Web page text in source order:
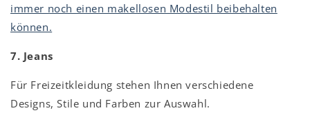
immer noch einen makellosen Modestil beibehalten
können.
7. Jeans
Für Freizeitkleidung stehen Ihnen verschiedene
Designs, Stile und Farben zur Auswahl.